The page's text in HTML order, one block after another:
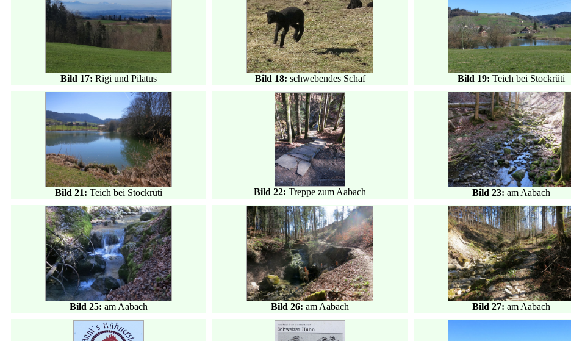
Bild 17: Rigi und Pilatus Bild 18: schwebendes Schaf Bild 19: Teich bei Stockrüti
Bild 21: Teich bei Stockrüti Bild 22: Treppe zum Aabach Bild 23: am Aabach
Bild 25: am Aabach Bild 26: am Aabach Bild 27: am Aabach